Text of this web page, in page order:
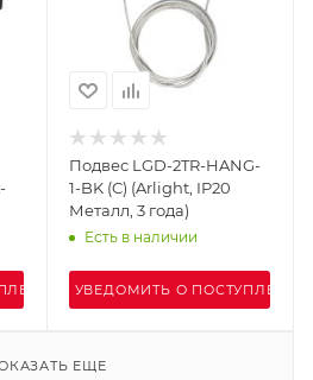
Подвес LGD-2TR-HANG-
1-BK (C) (Arlight, IP20
Металл, 3 года)
Есть в наличии
УВЕДОМИТЬ О ПОСТУПЛЕНИИ
ЕЩЕ